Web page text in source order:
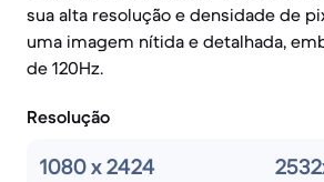
sua alta resolução e densidade de
uma imagem nítida e detalhada,
de 120Hz.
Resolução
1080 x 2424